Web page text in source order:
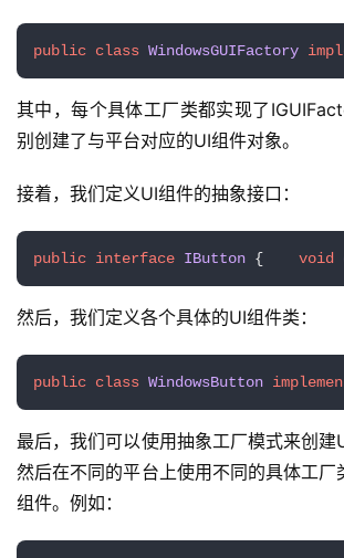
public class WindowsGUIFactory
其中，每个具体工厂类都实现了
别创建了与平台对应的UI组件对象。
接着，我们定义UI组件的抽象接口：
public interface IButton { void
然后，我们定义各个具体的UI组件类：
public class WindowsButton
最后，我们可以使用抽象工厂模式来创建
然后在不同的平台上使用不同的具体工厂
组件。例如：